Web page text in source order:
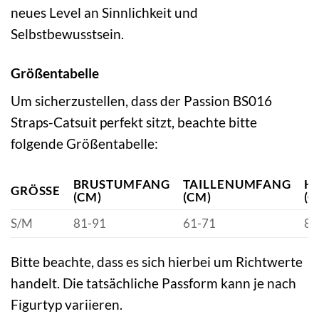
neues Level an Sinnlichkeit und
Selbstbewusstsein.
Größentabelle
Um sicherzustellen, dass der Passion BS016
Straps-Catsuit perfekt sitzt, beachte bitte
folgende Größentabelle:
GRÖSSE
BRUSTUMFANG
(CM)
TAILLENUMFANG
(CM)
S/M
81-91 61-71
Bitte beachte, dass es sich hierbei um Richtwerte
handelt. Die tatsächliche Passform kann je nach
Figurtyp variieren.